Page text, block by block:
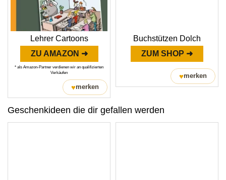
Lehrer Cartoons
ZU AMAZON ➜
* als Amazon-Partner verdienen wir an qualifizierten
Verkäufen
♥merken
Buchstützen Dolch
ZUM SHOP ➜
♥merken
Geschenkideen die dir gefallen werden